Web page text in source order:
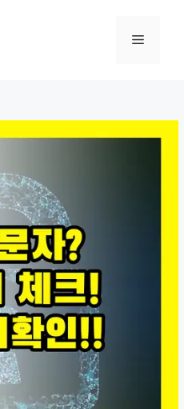
메